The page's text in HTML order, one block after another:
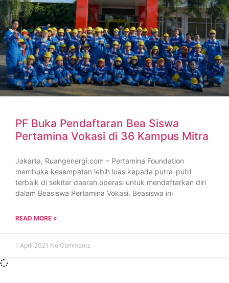
PF Buka Pendaftaran Bea Siswa
Pertamina Vokasi di 36 Kampus Mitra
Jakarta, Ruangenergi.com – Pertamina Foundation
membuka kesempatan lebih luas kepada putra-putri
terbaik di sekitar daerah operasi untuk mendaftarkan diri
dalam Beasiswa Pertamina Vokasi. Beasiswa ini
READ MORE »
1 April 2021 No Comments